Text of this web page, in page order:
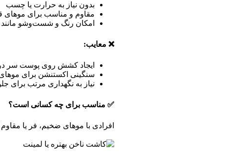
بدون نیاز به حرارت یا چسب
مقاوم و مناسب برای موهای
امکان رنگ و شست‌وشو
❌ معایب:
ایجاد کشش روی پوست سر
سنگینی اکستنشن برای
نیاز به نگهداری مرتب برای
✅ مناسب برای چه کسانی است؟
افرادی با موهای ضخیم، فر یا